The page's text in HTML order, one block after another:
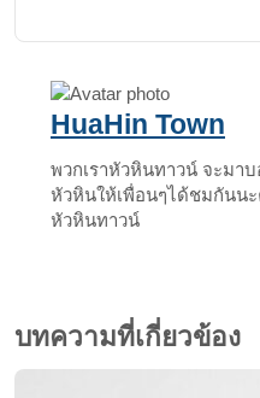
HuaHin Town
พวกเราหัวหินทาวน์ จะมาบ
หัวหินให้เพื่อนๆได้ชมกันน
หัวหินทาวน์
บทความที่เกี่ยวข้อง